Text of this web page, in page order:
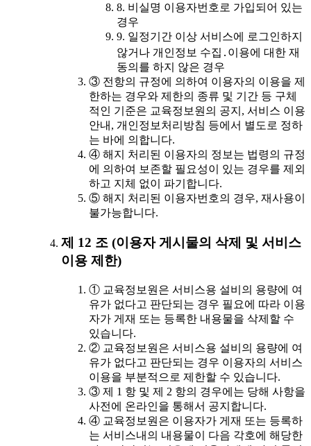
8. 비실명 이용자번호로 가입되어 있는
경우
9. 일정기간 이상 서비스에 로그인하지
않거나 개인정보 수집․이용에 대한 재
동의를 하지 않은 경우
③ 전항의 규정에 의하여 이용자의 이용을 제
한하는 경우와 제한의 종류 및 기간 등 구체
적인 기준은 교육정보원의 공지, 서비스 이용
안내, 개인정보처리방침 등에서 별도로 정하
는 바에 의합니다.
④ 해지 처리된 이용자의 정보는 법령의 규정
에 의하여 보존할 필요성이 있는 경우를 제외
하고 지체 없이 파기합니다.
⑤ 해지 처리된 이용자번호의 경우, 재사용이
불가능합니다.
제 12 조 (이용자 게시물의 삭제 및 서비스
이용 제한)
① 교육정보원은 서비스용 설비의 용량에 여
유가 없다고 판단되는 경우 필요에 따라 이용
자가 게재 또는 등록한 내용물을 삭제할 수
있습니다.
② 교육정보원은 서비스용 설비의 용량에 여
유가 없다고 판단되는 경우 이용자의 서비스
이용을 부분적으로 제한할 수 있습니다.
③ 제 1 항 및 제 2 항의 경우에는 당해 사항을
사전에 온라인을 통해서 공지합니다.
④ 교육정보원은 이용자가 게재 또는 등록하
는 서비스내의 내용물이 다음 각호에 해당한